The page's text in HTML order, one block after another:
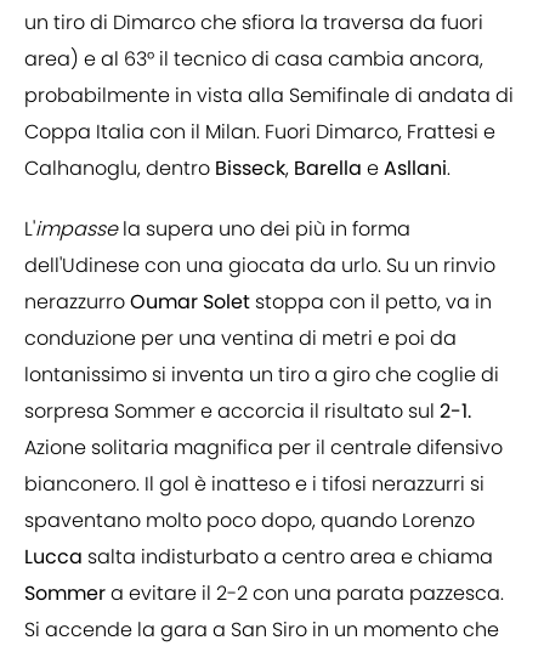
un tiro di Dimarco che sfiora la traversa da fuori
area) e al 63° il tecnico di casa cambia ancora,
probabilmente in vista alla Semifinale di andata di
Coppa Italia con il Milan. Fuori Dimarco, Frattesi e
Calhanoglu, dentro Bisseck, Barella eAsllani.
L'impassela supera uno dei più in forma
dell'Udinese con una giocata da urlo. Su un rinvio
nerazzurroOumar Solet stoppa con il petto, va in
conduzione per una ventina di metri e poi da
lontanissimo si inventa un tiro a giro che coglie di
sorpresa Sommer e accorcia il risultato sul 2-1.
Azione solitaria magnifica per il centrale difensivo
bianconero. Il gol è inatteso e i tifosi nerazzurri si
spaventano molto poco dopo, quando Lorenzo
Lucca salta indisturbato a centro area e chiama
Sommera evitare il 2-2 con una parata pazzesca.
Si accende la gara a San Siro in un momento che